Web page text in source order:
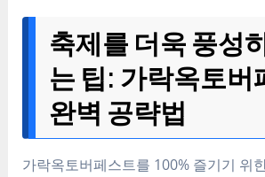
축제를 더욱 풍성
는 팁: 가락옥토버
완벽 공략법
가락옥토버페스트를 100% 즐기기 위